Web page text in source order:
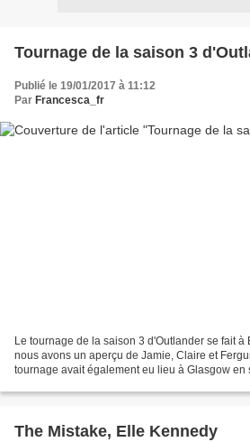
Tournage de la saison 3
Publié le 19/01/2017 à 11:12
Par Francesca_fr
Le tournage de la saison 3 d'Outlander se fait
nous avons un aperçu de Jamie, Claire et
tournage avait également eu lieu à Glasgow en
The Mistake, Elle Kennedy